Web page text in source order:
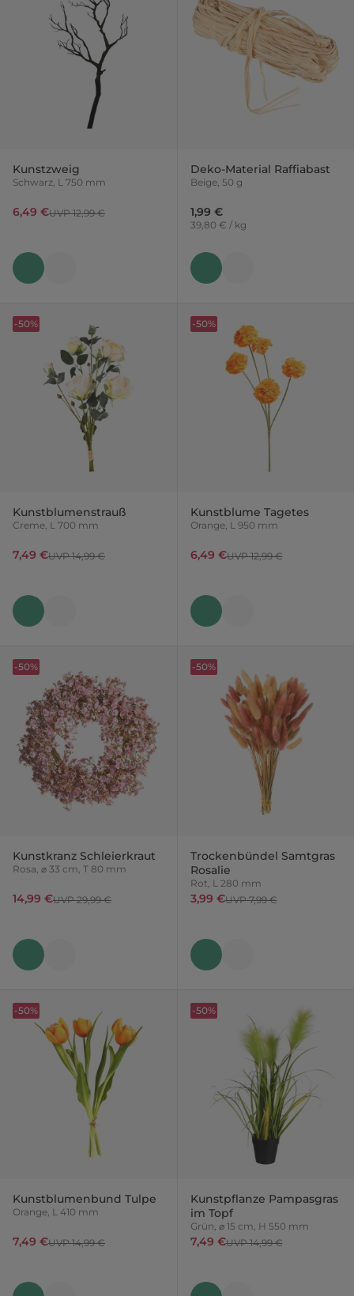
Kunstzweig
Schwarz, L 750 mm
6,49 €UVP 12,99 €
Deko-Material Raffiabast
Beige, 50 g
1,99 €
39,80 € / kg
Kunstblumenstrauß
Creme, L 700 mm
7,49 €UVP 14,99 €
-50%
Kunstblume Tagetes
Orange, L 950 mm
6,49 €UVP 12,99 €
-50%
Kunstkranz Schleierkraut
Rosa, ⌀ 33 cm, T 80 mm
14,99 €UVP 29,99 €
-50%
Trockenbündel Samtgras
Rosalie
Rot, L 280 mm
3,99 €UVP 7,99 €
-50%
Kunstblumenbund Tulpe
Orange, L 410 mm
7,49 €UVP 14,99 €
-50%
Kunstpflanze Pampasgras
im Topf
Grün, ⌀ 15 cm, H 550 mm
7,49 €UVP 14,99 €
-50%